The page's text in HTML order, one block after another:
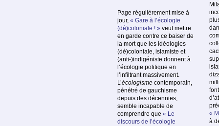
Page régulièrement mise à
jour, « Gare à l’écologie
(dé)coloniale ! » veut mettre
en garde contre ce baiser de
la mort que les idéologies
(dé)coloniale, islamiste et
(anti-)indigéniste donnent à
l’écologie politique en
l’infiltrant massivement.
L’écologisme contemporain,
pénétré de gauchisme
depuis des décennies,
semble incapable de
comprendre que « Le
discours de l’écologie
«
à